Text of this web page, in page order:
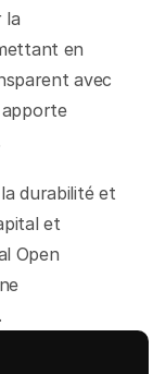
la
en
avec
durabilité et
et
Open